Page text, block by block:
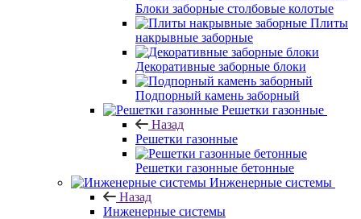
Блоки заборные столбовые колотые
Плиты
накрывные заборные
Декоративные заборные блоки
Подпорный камень заборный
Решетки газонные
Назад
Решетки газонные
Решетки газонные бетонные
Инженерные системы
Назад
Инженерные системы